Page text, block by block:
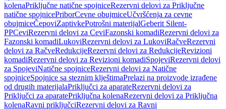
kolenaPriključne natične spojniceRezervni delovi za Priključne
natične spojnicePriborCevne obujmiceUčvršćenja za cevne
obujmiceČepoviZaptivkePotrošni materijalGeberit Silent-
PPCeviRezervni delovi za CeviFazonski komadiRezervni delovi za
Fazonski komadiLukoviRezervni delovi za LukoviRačveRezervni
delovi za RačveRedukcijeRezervni delovi za RedukcijeRevizioni
komadiRezervni delovi za Revizioni komadiSpojeviRezervni delovi
za SpojeviNatične spojniceRezervni delovi za Natične
spojniceSpojnice sa steznim klještimaPrelazi na proizvode izrađene
od drugih materijalaPriključci za aparateRezervni delovi za
Priključci za aparatePriključna kolenaRezervni delovi za Priključna
kolenaRavni priključciRezervni delovi za Ravni